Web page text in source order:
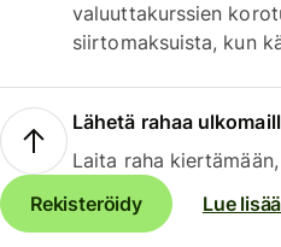
valuuttakurssien
siirtomaksuista, kun
Lähetä rahaa
Laita raha
Rekisteröidy
Lue lisää